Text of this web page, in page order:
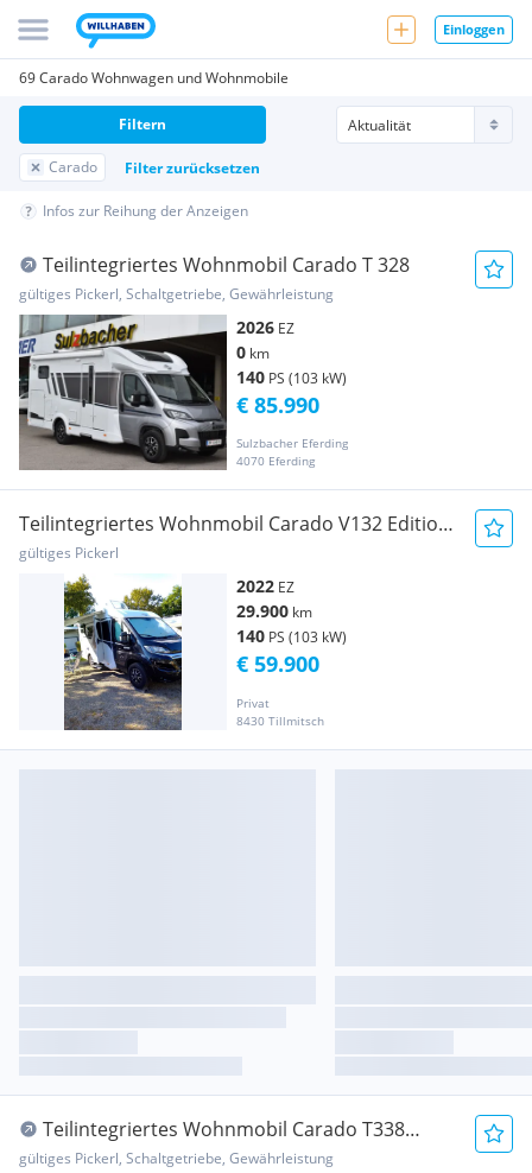
Einloggen
69 Carado Wohnwagen und Wohnmobile
Carado Filter zurücksetzen
Filtern
Infos zur Reihung der Anzeigen
Teilintegriertes Wohnmobil Carado T 328
gültiges Pickerl, Schaltgetriebe, Gewährleistung
2026 EZ
0 km
140 PS (103 kW)
Sulzbacher Eferding
4070 Eferding
€ 85.990
Teilintegriertes Wohnmobil Carado V132 Edition
15 Sondermodell
gültiges Pickerl
2022 EZ
29.900 km
140 PS (103 kW)
Privat
8430 Tillmitsch
€ 59.900
Teilintegriertes Wohnmobil Carado T338
LÄNGSBETTEN / SOLAR / ...
gültiges Pickerl, Schaltgetriebe, Gewährleistung